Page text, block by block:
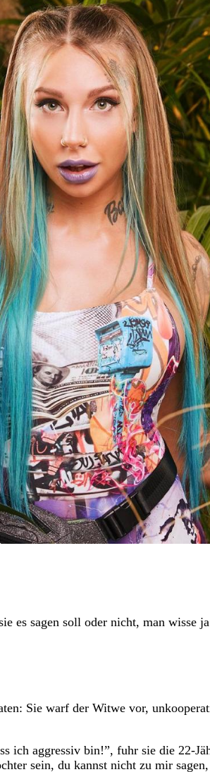
es sagen soll oder nicht, man wisse
Sie warf der Witwe vor,
ich aggressiv bin!”, fuhr sie die 22-
sein, du kannst nicht zu mir